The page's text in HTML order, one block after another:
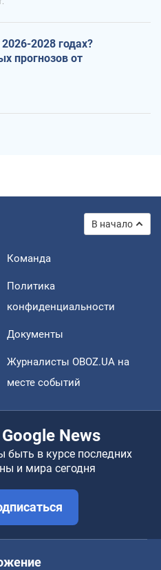
2028 годах?
прогнозов от
В начало
Команда
Политика
конфиденциальности
Документы
Журналисты OBOZ.UA на
месте событий
News
быть в курсе последних
и мира сегодня